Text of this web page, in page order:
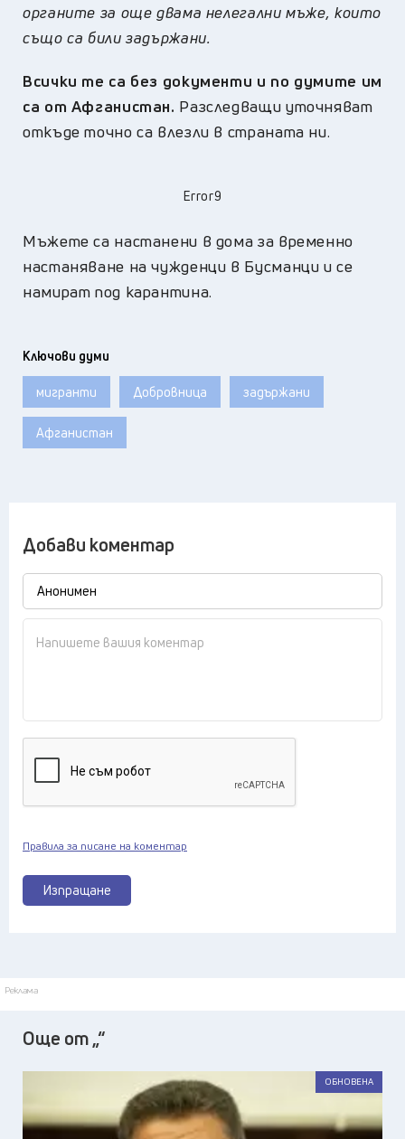
органите за още двама нелегални мъже, които
също са били задържани.
Всички те са без документи и по думите им
са от Афганистан. Разследващи уточняват
откъде точно са влезли в страната ни.
Error9
Мъжете са настанени в дома за временно
настаняване на чужденци в Бусманци и се
намират под карантина.
Ключови думи
мигранти Добровница задържани
Афганистан
Добави коментар
Изпращане
Правила за писане на коментар
Реклама
Още от „“
ОБНОВЕНА